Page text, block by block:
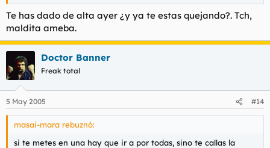
Te has dado de alta ayer ¿y ya te estas quejando?. Tch,
maldita ameba.
Doctor Banner
Freak total
5 May 2005 #14
masai-mara rebuznó:
si te metes en una hay que ir a por todas, sino te callas la